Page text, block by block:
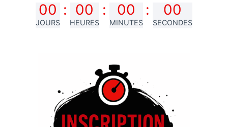
00
JOURS
: 00
HEURES
: 00
MINUTES
: 00
SECONDES